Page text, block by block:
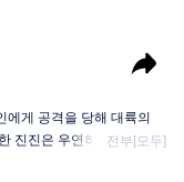
에게 공격을 당해 대륙의
진진은 우연히 신비한 고
전부[모두]